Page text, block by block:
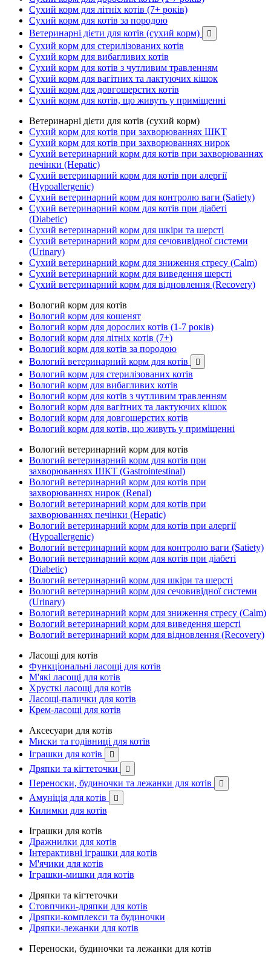
Сухий корм для літніх котів (7+ років)
Сухий корм для котів за породою
Ветеринарні дієти для котів (сухий корм)

Сухий корм для стерилізованих котів
Сухий корм для вибагливих котів
Сухий корм для котів з чутливим травленням
Сухий корм для вагітних та лактуючих кішок
Сухий корм для довгошерстих котів
Сухий корм для котів, що живуть у приміщенні
Ветеринарні дієти для котів (сухий корм)
Сухий корм для котів при захворюваннях ШКТ
Сухий корм для котів при захворюваннях нирок
Сухий ветеринарний корм для котів при захворюваннях
печінки (Hepatic)
Сухий ветеринарний корм для котів при алергії
(Hypoallergenic)
Сухий ветеринарний корм для контролю ваги (Satiety)
Сухий ветеринарний корм для котів при діабеті
(Diabetic)
Сухий ветеринарний корм для шкіри та шерсті
Сухий ветеринарний корм для сечовивідної системи
(Urinary)
Сухий ветеринарний корм для зниження стресу (Calm)
Сухий ветеринарний корм для виведення шерсті
Сухий ветеринарний корм для відновлення (Recovery)
Вологий корм для котів
Вологий корм для кошенят
Вологий корм для дорослих котів (1-7 років)
Вологий корм для літніх котів (7+)
Вологий корм для котів за породою
Вологий ветеринарний корм для котів

Вологий корм для стерилізованих котів
Вологий корм для вибагливих котів
Вологий корм для котів з чутливим травленням
Вологий корм для вагітних та лактуючих кішок
Вологий корм для довгошерстих котів
Вологий корм для котів, що живуть у приміщенні
Вологий ветеринарний корм для котів
Вологий ветеринарний корм для котів при
захворюваннях ШКТ (Gastrointestinal)
Вологий ветеринарний корм для котів при
захворюваннях нирок (Renal)
Вологий ветеринарний корм для котів при
захворюваннях печінки (Hepatic)
Вологий ветеринарний корм для котів при алергії
(Hypoallergenic)
Вологий ветеринарний корм для контролю ваги (Satiety)
Вологий ветеринарний корм для котів при діабеті
(Diabetic)
Вологий ветеринарний корм для шкіри та шерсті
Вологий ветеринарний корм для сечовивідної системи
(Urinary)
Вологий ветеринарний корм для зниження стресу (Calm)
Вологий ветеринарний корм для виведення шерсті
Вологий ветеринарний корм для відновлення (Recovery)
Ласощі для котів
Функціональні ласощі для котів
М'які ласощі для котів
Хрусткі ласощі для котів
Ласощі-палички для котів
Крем-ласощі для котів
Аксесуари для котів
Миски та годівниці для котів
Іграшки для котів

Дряпки та кігтеточки 
Переноски, будиночки та лежанки для котів 
Амуніція для котів 
Килимки для котів
Іграшки для котів
Дражнилки для котів
Інтерактивні іграшки для котів
М'ячики для котів
Іграшки-мишки для котів
Дряпки та кігтеточки
Стовпчики-дряпки для котів
Дряпки-комплекси та будиночки
Дряпки-лежанки для котів
Переноски, будиночки та лежанки для котів